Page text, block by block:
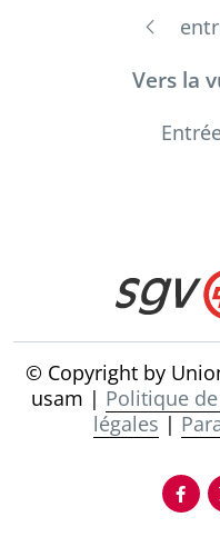
Vers la
© Copyright by
usam | Politique
légales |